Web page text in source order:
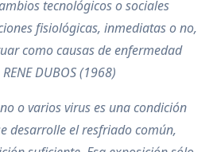
tecnológicos o sociales
fisiológicas, inmediatas o no,
como causas de enfermedad
DUBOS (1968)
o varios virus es una condición
desarrolle el resfriado común,